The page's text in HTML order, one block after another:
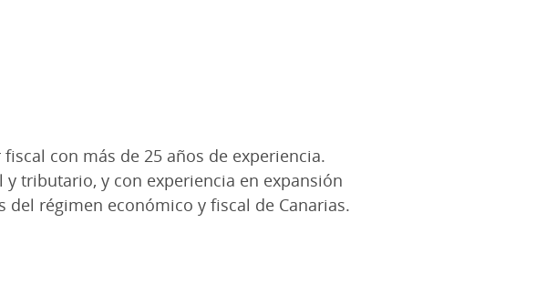
con más de 25 años de experiencia.
tributario, y con experiencia en expansión
régimen económico y fiscal de Canarias.